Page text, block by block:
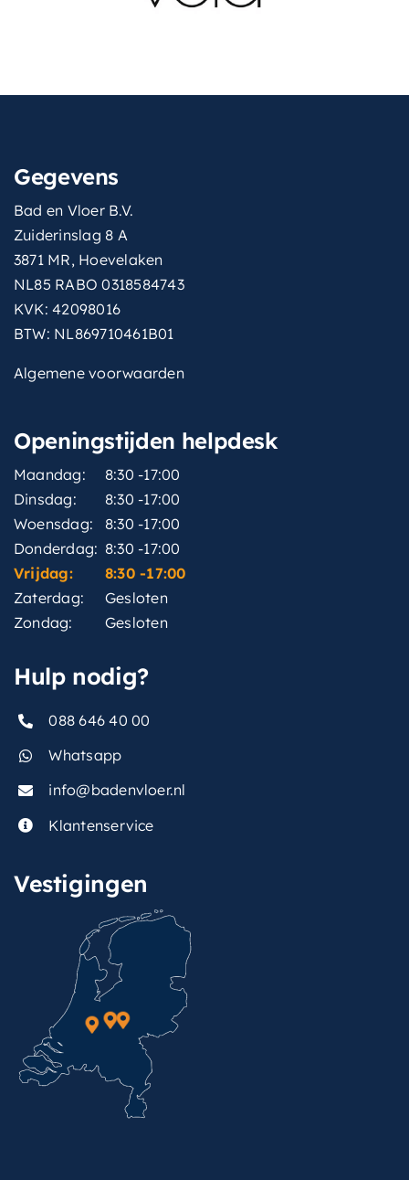
Gegevens
Bad en Vloer B.V.
Zuiderinslag 8 A
3871 MR, Hoevelaken
NL85 RABO 0318584743
KVK: 42098016
BTW: NL869710461B01
Algemene voorwaarden
Openingstijden helpdesk
Maandag:
8:30 -17:00
Dinsdag:
8:30 -17:00
Woensdag:
8:30 -17:00
Donderdag: 8:30 -17:00
Vrijdag:
8:30 -17:00
Zaterdag:
Gesloten
Zondag:
Gesloten
Hulp nodig?
088 646 40 00
Whatsapp
info@badenvloer.nl
Klantenservice
Vestigingen